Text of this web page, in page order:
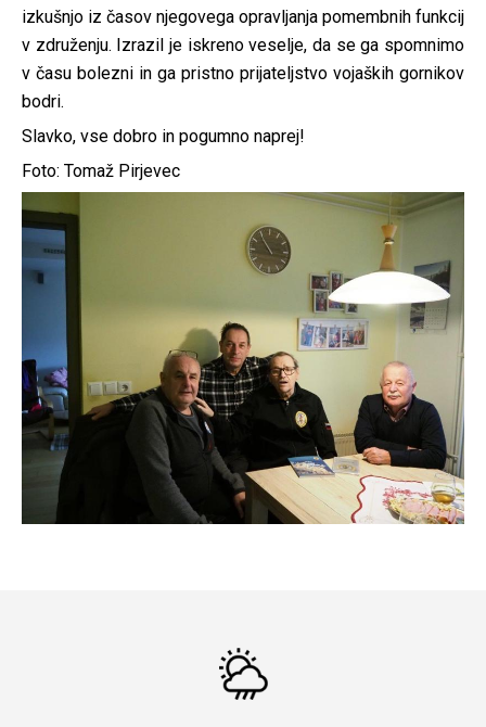
izkušnjo iz časov njegovega opravljanja pomembnih funkcij
v združenju. Izrazil je iskreno veselje, da se ga spomnimo
v času bolezni in ga pristno prijateljstvo vojaških gornikov
bodri.
Slavko, vse dobro in pogumno naprej!
Foto: Tomaž Pirjevec